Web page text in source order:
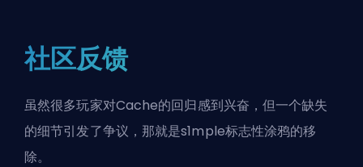
社区反馈
虽然很多玩家对Cache的回归感到兴奋，但一个缺失
的细节引发了争议，那就是s1mple标志性涂鸦的移
除。